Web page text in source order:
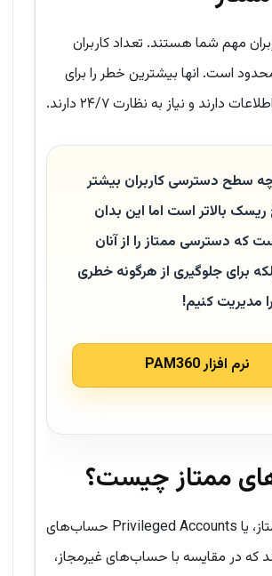
مهم شما هستند. تعداد کاربران
است. انها بیشترین خطر را برای
دارند و نیاز به نظارت ۲۴/۷ دارند.
سطح دسترسی کاربران بیشتر
ریسک بالاتر است اما این بدان
که دسترسی ممتاز را از آنان
برای جلوگیری از هرگونه خطری
را مدیریت کنیم!
نرم افزار PAM360
ممتاز چیست؟
حساب‌های ممتاز، یا Privileged Accounts حساب‌های
که در مقایسه با حساب‌های غیرمجاز،